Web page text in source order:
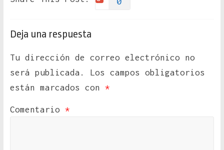
Deja una respuesta
Tu dirección de correo electrónico no
será publicada.
Los campos obligatorios
están marcados con *
Comentario *